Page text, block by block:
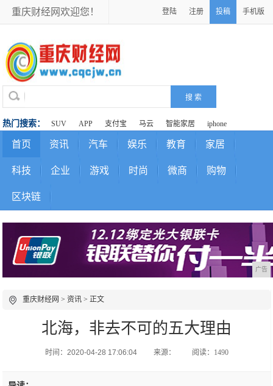
重庆财经网欢迎您！ 登陆 注册 投稿 手机版
热门搜索： SUV APP 支付宝 马云 智能家居 iphone
首页 资讯 汽车 娱乐 教育 家居
科技 企业 游戏 时尚 微商 购物
区块链
广告
重庆财经网 >资讯 > 正文
北海，非去不可的五大理由
时间：2020-04-28 17:06:04 来源： 阅读：1490